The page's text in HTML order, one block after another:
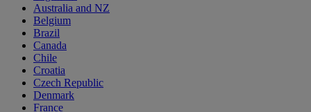
Australia and NZ
Belgium
Brazil
Canada
Chile
Croatia
Czech Republic
Denmark
France